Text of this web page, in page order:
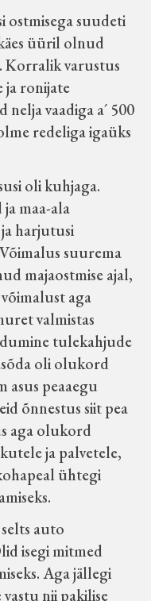
ostmisega suudeti
üüril olnud
Korralik varustus
ja ronijate
vaadiga a´ 500
redeliga igaüks
oli kuhjaga.
maa-ala
harjutusi
suurema
majaostmise ajal,
aga
valmistas
tulekahjude
oli olukord
asus peaaegu
õnnestus siit pea
aga olukord
ja palvetele,
ühtegi
auto
isegi mitmed
Aga jällegi
nii pakilise